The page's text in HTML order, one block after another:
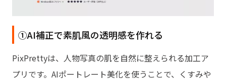
①AI補正で素肌風の透明感を作れる
PixPrettyは、人物写真の肌を自然に整えられる加工ア
プリです。AIポートレート美化を使うことで、くすみや